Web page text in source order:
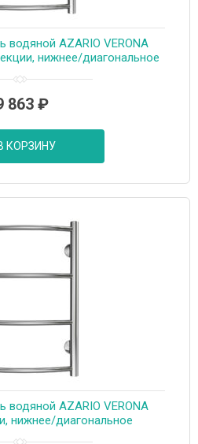
водяной AZARIO VERONA
нижнее/диагональное
863 ₽
КОРЗИНУ
водяной AZARIO VERONA
нижнее/диагональное